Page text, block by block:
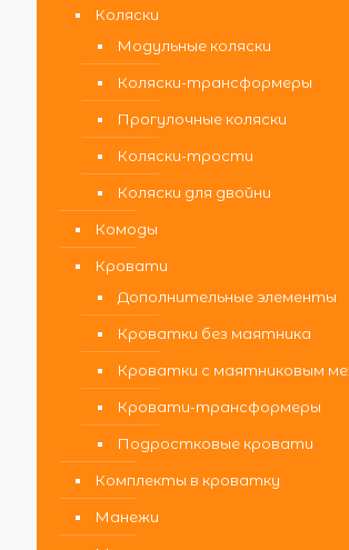
Коляски
Модульные коляски
Коляски-трансформеры
Прогулочные коляски
Коляски-трости
Коляски для двойни
Комоды
Кровати
Дополнительные элементы
Кроватки без маятника
Кроватки с маятниковым
Кровати-трансформеры
Подростковые кровати
Комплекты в кроватку
Манежи